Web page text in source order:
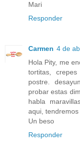
Mari
Responder
Carmen 4 de
Hola Pity, me
tortitas,
postre.
probar estas
habla
aqui,
Un beso
Responder